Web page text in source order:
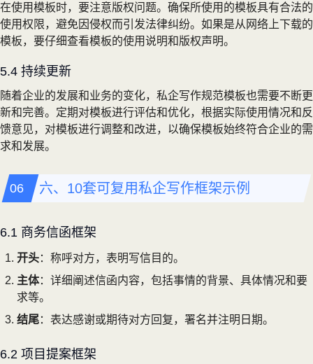
在使用模板时，要注意版权问题。确保所使用的模板具有合法的
使用权限，避免因侵权而引发法律纠纷。如果是从网络上下载的
模板，要仔细查看模板的使用说明和版权声明。
5.4 持续更新
随着企业的发展和业务的变化，私企写作规范模板也需要不断更
新和完善。定期对模板进行评估和优化，根据实际使用情况和反
馈意见，对模板进行调整和改进，以确保模板始终符合企业的需
求和发展。
六、10套可复用私企写作框架示例
6.1 商务信函框架
开头：称呼对方，表明写信目的。
主体：详细阐述信函内容，包括事情的背景、具体情况和要
求等。
结尾：表达感谢或期待对方回复，署名并注明日期。
6.2 项目提案框架